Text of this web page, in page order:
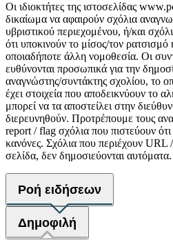
Οι ιδιοκτήτες της ιστοσελίδας
δικαίωμα να αφαιρούν σχόλια
υβριστικού περιεχομένου, ή/και
ότι υποκινούν το μίσος/τον
οποιαδήποτε άλλη νομοθεσία. Οι
ευθύνονται προσωπικά για την
αναγνώστης/συντάκτης σχολίου, το
έχει στοιχεία που αποδεικνύουν το
μπορεί να τα αποστείλει στην
διερευνηθούν. Προτρέπουμε τους
report / flag σχόλια που πιστεύουν
κανόνες. Σχόλια που περιέχουν URL
σελίδα, δεν δημοσιεύονται αυτόματα.
Ροή ειδήσεων
Δημοφιλή